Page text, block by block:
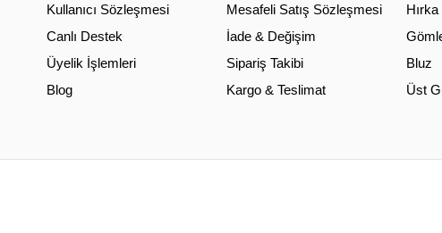
Kullanıcı Sözleşmesi
Canlı Destek
Üyelik İşlemleri
Blog
Mesafeli Satış Sözleşmesi
İade & Değişim
Sipariş Takibi
Kargo & Teslimat
Hırka
Bluz
Üst